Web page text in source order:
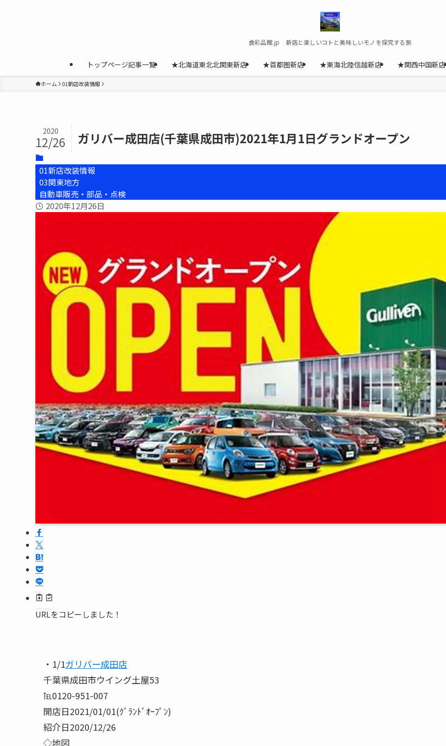
食彩品館.jp 新店と楽しいコトと美味しいモノを探究する旅
トップページ記事一覧 ★北海道東北北関東新店 ★首都圏新店 ★東海北陸信越新店 ★関西中国新店
ホーム 01新店改装情報
ガリバー成田店(千葉県成田市)2021年1月1日グランドオープン
2020
12/26
01新店改装情報
03関東地方
自動車販売・部品・点検
2020年12月26日
URLをコピーしました！
・1/1ガリバー成田店
千葉県成田市ウイング土屋53
℡0120-951-007
開店日2021/01/01(ｸﾞﾗﾝﾄﾞｵｰﾌﾟﾝ)
紹介日2020/12/26
◇地図